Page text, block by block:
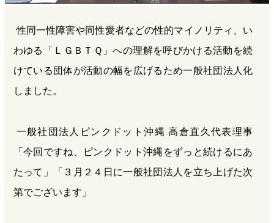
性同一性障害や同性愛者などの性的マイノリティ、い
わゆる「ＬＧＢＴＱ」への理解を呼びかける活動を続
けている団体が活動の幅を広げるため一般社団法人化
しました。
一般社団法人ピンクドット沖縄 高倉直久代表理事
「今回ですね、ピンクドット沖縄をずっと続けるにあ
たって」「３月２４日に一般社団法人を立ち上げた次
第でございます」